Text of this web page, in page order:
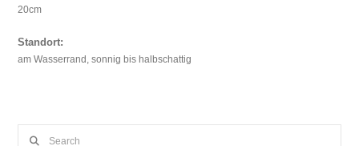
20cm
Standort:
am Wasserrand, sonnig bis halbschattig